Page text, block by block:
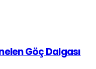
Göç Dalgası